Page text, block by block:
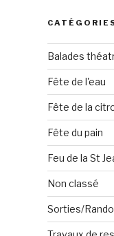
Balades
Fête de l'eau
Fête de la
Fête du pain
Feu de la St
Non classé
Sorties/